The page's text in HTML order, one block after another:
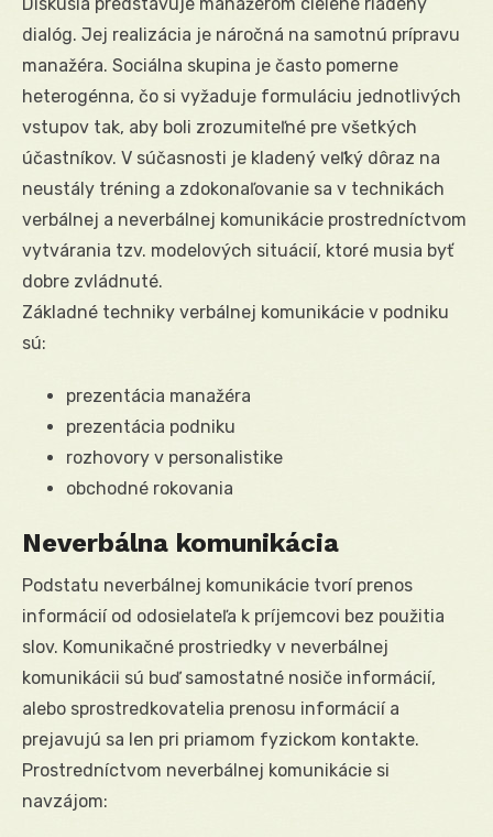
dialóg. Jej realizácia je náročná na samotnú prípravu
manažéra. Sociálna skupina je často pomerne
heterogénna, čo si vyžaduje formuláciu jednotlivých
vstupov tak, aby boli zrozumiteľné pre všetkých
účastníkov. V súčasnosti je kladený veľký dôraz na
neustály tréning a zdokonaľovanie sa v technikách
verbálnej a neverbálnej komunikácie prostredníctvom
vytvárania tzv. modelových situácií, ktoré musia byť
dobre zvládnuté.
Základné techniky verbálnej komunikácie v podniku
sú:
prezentácia manažéra
prezentácia podniku
rozhovory v personalistike
obchodné rokovania
Neverbálna komunikácia
Podstatu neverbálnej komunikácie tvorí prenos
informácií od odosielateľa k príjemcovi bez použitia
slov. Komunikačné prostriedky v neverbálnej
komunikácii sú buď samostatné nosiče informácií,
alebo sprostredkovatelia prenosu informácií a
prejavujú sa len pri priamom fyzickom kontakte.
Prostredníctvom neverbálnej komunikácie si
navzájom: